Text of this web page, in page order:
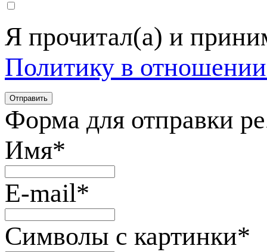
Я прочитал(а) и
Политику в
Форма для отправки
Имя*
E-mail*
Символы с картинки*